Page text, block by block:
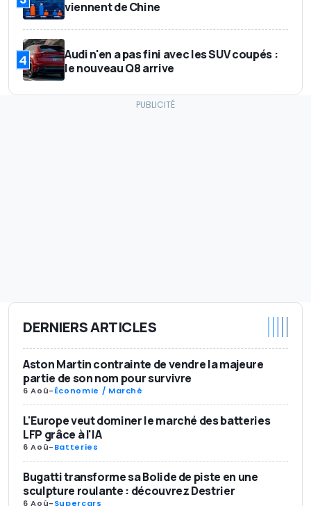
viennent de Chine
4
Audi n'en a pas fini avec les SUV coupés :
le nouveau Q8 arrive
DERNIERS ARTICLES
Aston Martin contrainte de vendre la majeure
partie de son nom pour survivre
6 Aoû-Économie / Marché
L'Europe veut dominer le marché des batteries
LFP grâce à l'IA
6 Aoû-Batteries
Bugatti transforme sa Bolide de piste en une
sculpture roulante : découvrez Destrier
6 Aoû-Supercars